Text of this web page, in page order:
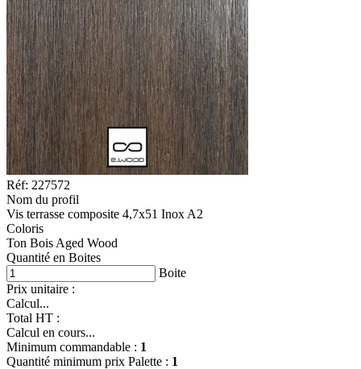
Réf: 227572
Nom du profil
Vis terrasse composite 4,7x51 Inox A2
Coloris
Ton Bois Aged Wood
Quantité en Boites
Boite
Prix unitaire :
Calcul...
Total HT :
Calcul en cours...
Minimum commandable : 1
Quantité minimum prix Palette : 1